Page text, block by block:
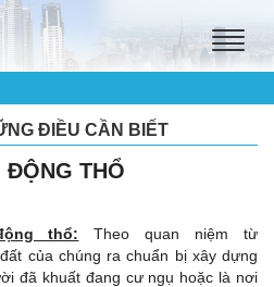
Toggle
ĐIỀU CẦN BIẾT
ĐỘNG THỔ
thổ: Theo quan niệm từ
của chúng ra chuẩn bị xây dựng
đã khuất đang cư ngụ hoặc là nơi